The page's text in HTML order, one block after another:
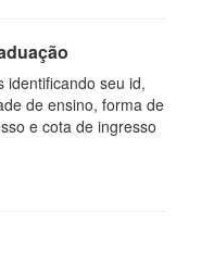
identificando seu id,
de ensino, forma de
e cota de ingresso